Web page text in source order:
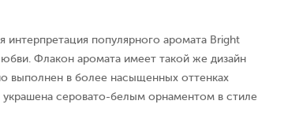
интерпретация популярного аромата Bright
Флакон аромата имеет такой же дизайн
выполнен в более насыщенных оттенках
украшена серовато-белым орнаментом в стиле